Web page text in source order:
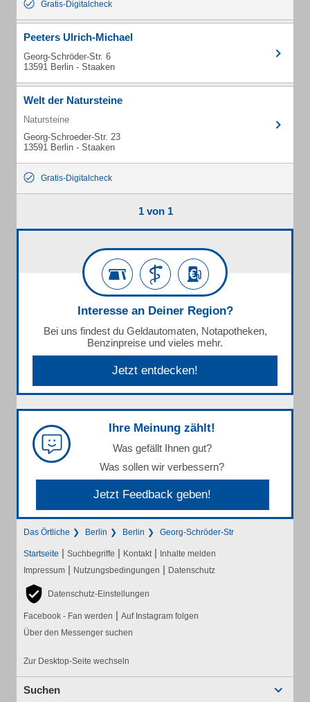
Gratis-Digitalcheck
Peeters Ulrich-Michael
Georg-Schröder-Str. 6
13591 Berlin - Staaken
Welt der Natursteine
Natursteine
Georg-Schroeder-Str. 23
13591 Berlin - Staaken
Gratis-Digitalcheck
1 von 1
Interesse an Deiner Region?
Bei uns findest du Geldautomaten, Notapotheken,
Benzinpreise und vieles mehr.
Jetzt entdecken!
Ihre Meinung zählt!
Was gefällt Ihnen gut?
Was sollen wir verbessern?
Jetzt Feedback geben!
Das Örtliche Berlin Berlin Georg-Schröder-Str
Startseite | Suchbegriffe | Kontakt | Inhalte melden
Impressum | Nutzungsbedingungen | Datenschutz
Datenschutz-Einstellungen
Facebook - Fan werden | Auf Instagram folgen
Über den Messenger suchen
Zur Desktop-Seite wechseln
Suchen